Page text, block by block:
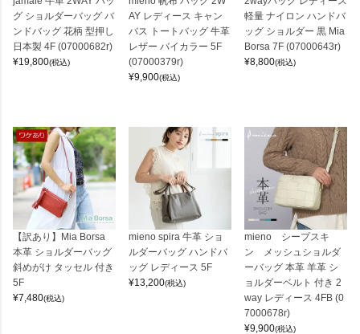
グ ショルダーバッグ バ
ンドバッグ 花柄 型押し
日本製 4F (07000682r)
¥19,800(税込)
AY レディース キャン
バス トートバッグ 牛革
レザー バイカラー 5F
(07000379r)
¥9,900(税込)
軽量 ナイロン ハンドバ
ッグ ショルダー 黒 Mia
Borsa 7F (07000643r)
¥8,800(税込)
【訳あり】Mia Borsa
本革 ショルダーバッグ
斜めがけ タッセル 付き
5F
¥7,480(税込)
mieno spira 牛革 ショ
ルダーバッグ ハンドバ
ッグ レディース 5F
¥13,200(税込)
mieno シープスキ
ン メッシュショルダ
ーバッグ 本革 羊革 シ
ョルダーベルト 付き 2
way レディース 4FB (0
7000678r)
¥9,900(税込)